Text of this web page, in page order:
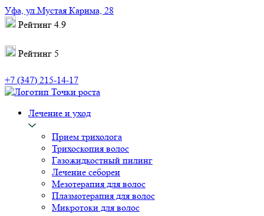
Уфа, ул.Мустая Карима, 28
Рейтинг 4.9
Рейтинг 5
+7 (347) 215-14-17
Лечение и уход
Прием трихолога
Трихоскопия волос
Газожидкостный пилинг
Лечение себореи
Мезотерапия для волос
Плазмотерапия для волос
Микротоки для волос